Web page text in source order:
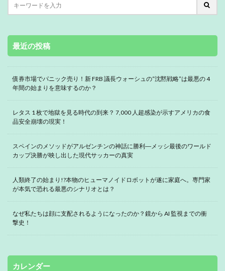
最近の投稿
債券市場でパニック売り！新 FRB 議長ウォーシュの“沈黙戦略”は最悪の 4
年間の始まりを意味するのか？
レタス 1 枚で地獄を見る時代の到来？ 7,000 人超感染が示すアメリカの食
品安全崩壊の現実！
スペインのメソッドがアルゼンチンの神話に勝利―メッシ最後のワールド
カップ決勝が映し出した現代サッカーの真実
人類終了の始まり!?本物のヒューマノイドロボットが遂に家庭へ。専門家
が本気で恐れる最悪のシナリオとは？
なぜ私たちは顔に支配されるようになったのか？鏡から AI 監視までの衝
撃史！
カレンダー